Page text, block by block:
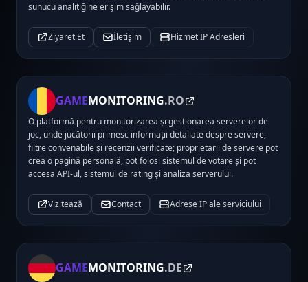
sunucu analitiğine erişim sağlayabilir.
Ziyaret Et İletişim Hizmet IP Adresleri
GAMEMONITORING.RO
O platformă pentru monitorizarea și gestionarea serverelor de
joc, unde jucătorii primesc informații detaliate despre servere,
filtre convenabile și recenzii verificate; proprietarii de servere pot
crea o pagină personală, pot folosi sistemul de votare și pot
accesa API-ul, sistemul de rating și analiza serverului.
Vizitează Contact Adrese IP ale serviciului
GAMEMONITORING.DE